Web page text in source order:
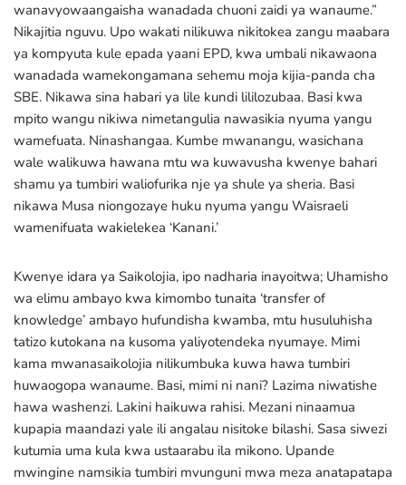
wanavyowaangaisha wanadada chuoni zaidi ya wanaume.”
Nikajitia nguvu. Upo wakati nilikuwa nikitokea zangu maabara
ya kompyuta kule epada yaani EPD, kwa umbali nikawaona
wanadada wamekongamana sehemu moja kijia-panda cha
SBE. Nikawa sina habari ya lile kundi lililozubaa. Basi kwa
mpito wangu nikiwa nimetangulia nawasikia nyuma yangu
wamefuata. Ninashangaa. Kumbe mwanangu, wasichana
wale walikuwa hawana mtu wa kuwavusha kwenye bahari
shamu ya tumbiri waliofurika nje ya shule ya sheria. Basi
nikawa Musa niongozaye huku nyuma yangu Waisraeli
wamenifuata wakielekea ‘Kanani.’
Kwenye idara ya Saikolojia, ipo nadharia inayoitwa; Uhamisho
wa elimu ambayo kwa kimombo tunaita ‘transfer of
knowledge’ ambayo hufundisha kwamba, mtu husuluhisha
tatizo kutokana na kusoma yaliyotendeka nyumaye. Mimi
kama mwanasaikolojia nilikumbuka kuwa hawa tumbiri
huwaogopa wanaume. Basi, mimi ni nani? Lazima niwatishe
hawa washenzi. Lakini haikuwa rahisi. Mezani ninaamua
kupapia maandazi yale ili angalau nisitoke bilashi. Sasa siwezi
kutumia uma kula kwa ustaarabu ila mikono. Upande
mwingine namsikia tumbiri mvunguni mwa meza anatapatapa